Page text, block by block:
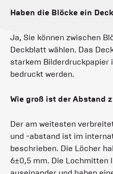
Haben die Blöcke ein
Ja, Sie können zwischen
Deckblatt wählen. Das
starkem Bilderdruckpapier
bedruckt werden.
Wie groß ist der Abstand
Der am weitesten
und -abstand ist im
beschrieben. Die Löcher
6±0,5 mm. Die Lochmitten